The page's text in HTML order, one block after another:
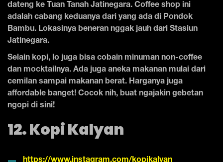
dateng ke Tuan Tanah Jatinegara. Coffee shop ini
adalah cabang keduanya dari yang ada di Pondok
Bambu. Lokasinya beneran nggak jauh dari Stasiun
Jatinegara.
Selain kopi, lo juga bisa cobain minuman non-coffee
dan mocktailnya. Ada juga aneka makanan mulai dari
cemilan sampai makanan berat. Harganya juga
affordable banget! Cocok nih, buat ngajakin gebetan
ngopi di sini!
12. Kopi Kalyan